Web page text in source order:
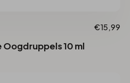
€15,99
10 ml